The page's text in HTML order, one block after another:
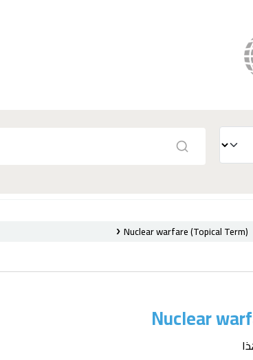
Nuclear warfare (Topical Term)
Nuclear